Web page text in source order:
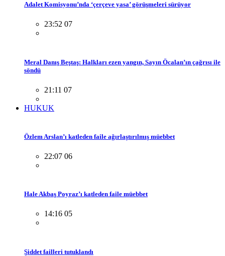
Adalet Komisyonu’nda ‘çerçeve yasa’ görüşmeleri sürüyor
23:52 07
Meral Danış Beştaş: Halkları ezen yangın, Sayın Öcalan’ın çağrısı ile
söndü
21:11 07
HUKUK
Özlem Arslan’ı katleden faile ağırlaştırılmış müebbet
22:07 06
Hale Akbaş Poyraz’ı katleden faile müebbet
14:16 05
Şiddet failleri tutuklandı